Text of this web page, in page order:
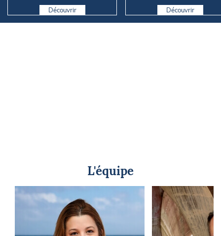
d...
Découvrir Découvrir
L'équipe